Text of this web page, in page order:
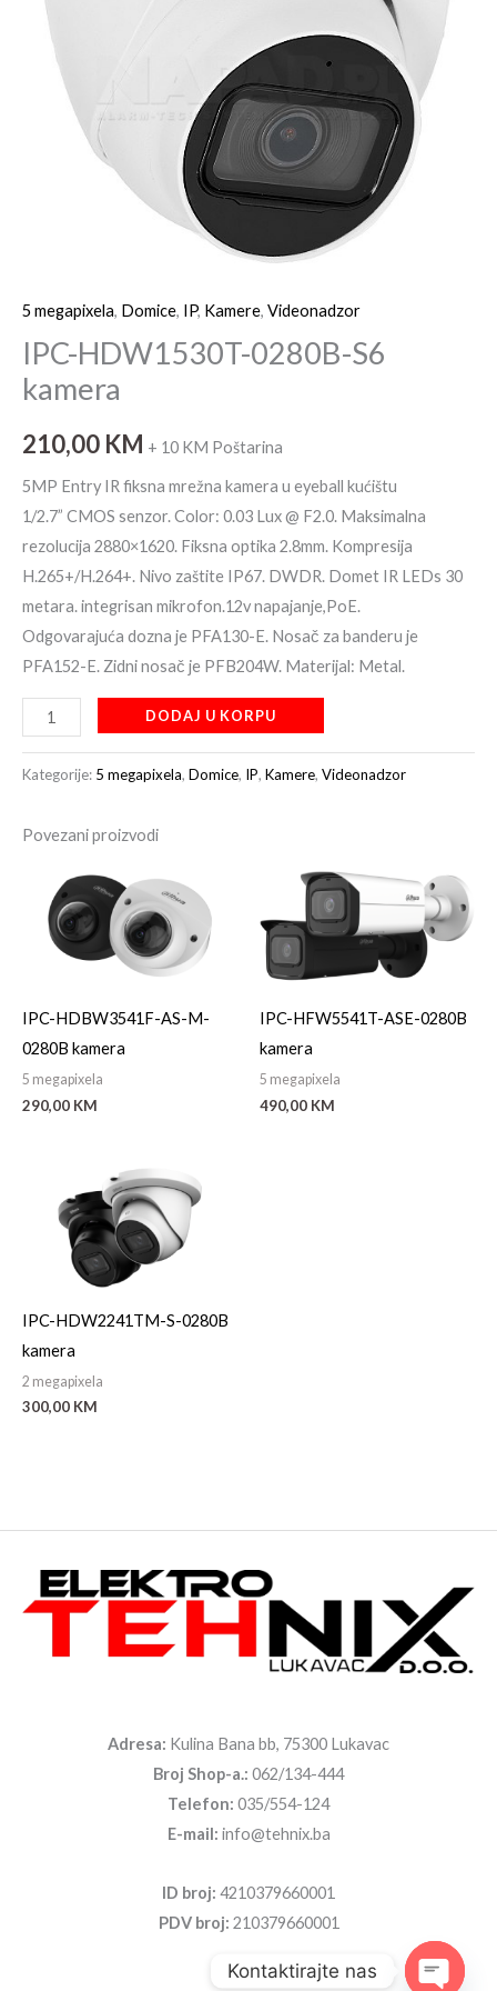
5 megapixela, Domice, IP, Kamere, Videonadzor
IPC-HDW1530T-0280B-S6
kamera
210,00 KM + 10 KM Poštarina
5MP Entry IR fiksna mrežna kamera u eyeball kućištu
1/2.7” CMOS senzor. Color: 0.03 Lux @ F2.0. Maksimalna
rezolucija 2880×1620. Fiksna optika 2.8mm. Kompresija
H.265+/H.264+. Nivo zaštite IP67. DWDR. Domet IR LEDs 30
metara. integrisan mikrofon.12v napajanje,PoE.
Odgovarajuća dozna je PFA130-E. Nosač za banderu je
PFA152-E. Zidni nosač je PFB204W. Materijal: Metal.
DODAJ U KORPU
Kategorije: 5 megapixela, Domice, IP, Kamere, Videonadzor
Povezani proizvodi
IPC-HDBW3541F-AS-M-
0280B kamera
5 megapixela
290,00 KM
IPC-HFW5541T-ASE-0280B
kamera
5 megapixela
490,00 KM
IPC-HDW2241TM-S-0280B
kamera
2 megapixela
300,00 KM
Adresa: Kulina Bana bb, 75300 Lukavac
Broj Shop-a.: 062/134-444
Telefon: 035/554-124
E-mail: info@tehnix.ba
ID broj: 4210379660001
PDV broj: 210379660001
Kontaktirajte nas